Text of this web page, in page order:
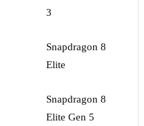
3
Snapdragon 8
Elite
Snapdragon 8
Elite Gen 5